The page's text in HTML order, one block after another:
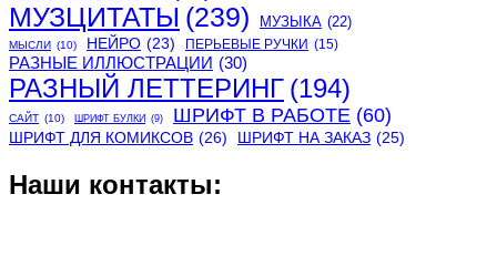
МУЗЦИТАТЫ (239) МУЗЫКА (22)
МЫСЛИ (10) НЕЙРО (23) ПЕРЬЕВЫЕ РУЧКИ (15)
РАЗНЫЕ ИЛЛЮСТРАЦИИ (30)
РАЗНЫЙ ЛЕТТЕРИНГ (194)
САЙТ (10) ШРИФТ БУЛКИ (9) ШРИФТ В РАБОТЕ (60)
ШРИФТ ДЛЯ КОМИКСОВ (26) ШРИФТ НА ЗАКАЗ (25)
Наши контакты: